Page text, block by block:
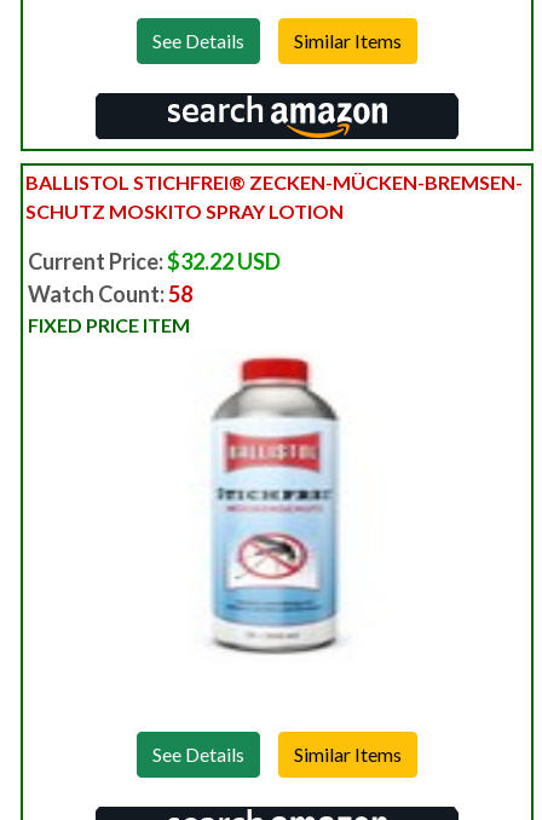
See Details
BALLISTOL STICHFREI® ZECKEN-MÜCKEN-BREMSEN-
SCHUTZ MOSKITO SPRAY LOTION
Current Price:$32.22 USD
Watch Count:58
FIXED PRICE ITEM
See Details